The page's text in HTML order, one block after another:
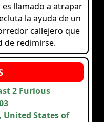
es llamado a atrapar
la ayuda de un
callejero que
de redimirse.
2 Furious
United States of